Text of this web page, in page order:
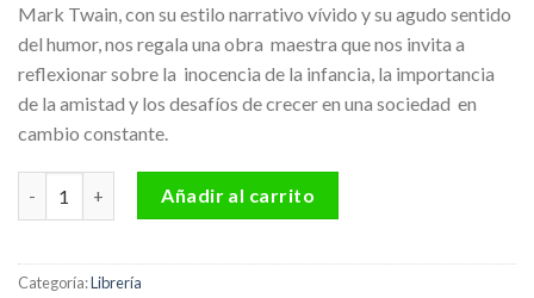
Mark Twain, con su estilo narrativo vívido y su agudo sentido
del humor, nos regala una obra maestra que nos invita a
reflexionar sobre la inocencia de la infancia, la importancia
de la amistad y los desafíos de crecer en una sociedad en
cambio constante.
Añadir al carrito
Categoría:Librería